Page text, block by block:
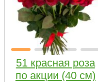
51 красная роза
по акции (40 см)